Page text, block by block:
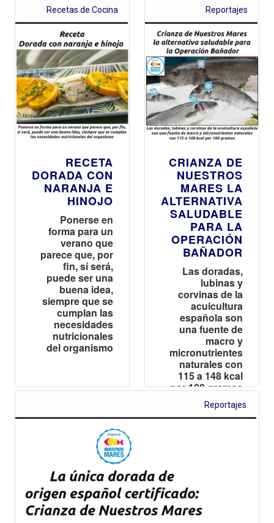
abiertas a todos
los usuarios
Recetas de Cocina
RECETA
DORADA CON
NARANJA E
HINOJO
Ponerse en
forma para un
verano que
parece que, por
fin, sí será,
puede ser una
buena idea,
siempre que se
cumplan las
necesidades
nutricionales
del organismo
Reportajes
CRIANZA DE
NUESTROS
MARES LA
ALTERNATIVA
SALUDABLE
PARA LA
OPERACIÓN
BAÑADOR
Las doradas,
lubinas y
corvinas de la
acuicultura
española son
una fuente de
macro y
micronutrientes
naturales con
115 a 148 kcal
por 100 gramos
Reportajes